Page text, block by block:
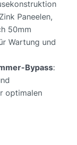
Paneelen,
50mm
Wartung und
Bypass:
optimalen